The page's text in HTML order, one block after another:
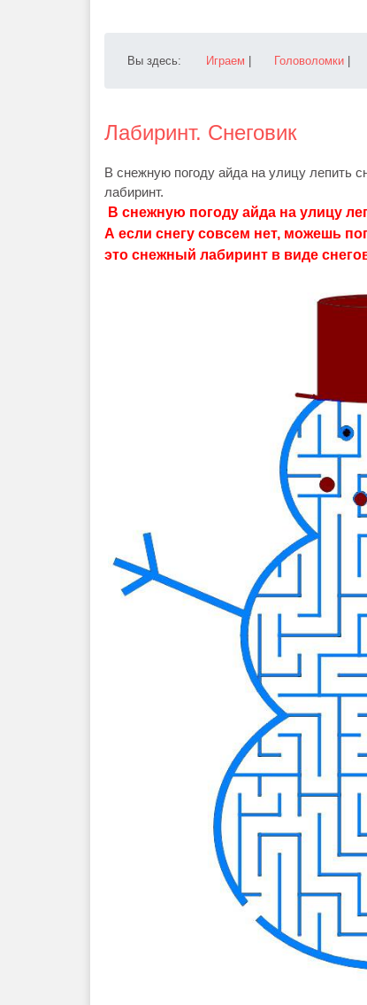
Вы здесь: Играем Головоломки
Лабиринт. Снеговик
В снежную погоду айда на улицу лепить
лабиринт.
В снежную погоду айда на улицу
А если снегу совсем нет, можешь
это снежный лабиринт в виде